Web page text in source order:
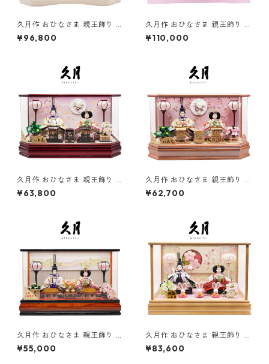
久月作 おひなさま 親王飾り 六
角アクリルケース入り 木目
アイボリー系 雛人形/ひな人
¥96,800
久月作 おひなさま 親王飾り ア
ール型アクリルケース入り
ピンク/木目 雛人形/ひな人
¥110,000
久月作 おひなさま 親王飾り 六
角アクリルケース入り ワイ
ンレッド 雛人形/ひな人形/雛
¥63,800
久月作 おひなさま 親王飾り 六
角アクリルケース入り 木目 x
ピンク系 雛人形/ひな人形/雛
¥62,700
久月作 おひなさま 親王飾り ア
クリルケース入り ブラウン
系 雛人形/ひな人形/雛祭り/
¥55,000
久月作 おひなさま 親王飾り ケ
ース入り ナチュラル系 雛
人形/ひな人形/雛祭り/節句/コ
¥83,600